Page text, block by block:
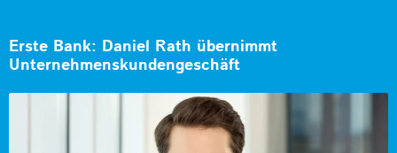
Erste Bank: Daniel Rath übernimmt
Unternehmenskundengeschäft